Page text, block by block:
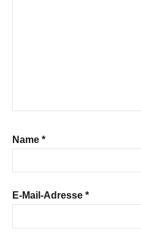
Name *
E-Mail-Adresse *